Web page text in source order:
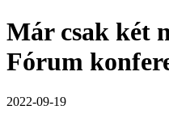
Már csak két
Fórum
2022-09-19